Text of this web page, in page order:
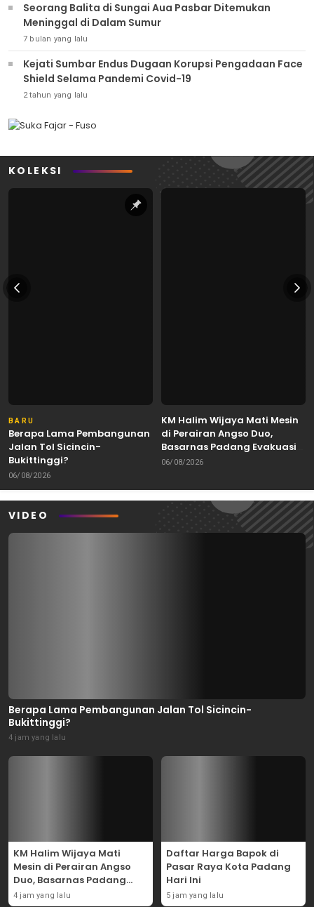
Seorang Balita di Sungai Aua Pasbar Ditemukan
Meninggal di Dalam Sumur
7 bulan yang lalu
Kejati Sumbar Endus Dugaan Korupsi Pengadaan Face
Shield Selama Pandemi Covid-19
2 tahun yang lalu
KOLEKSI
BARU
Berapa Lama Pembangunan
Jalan Tol Sicincin-
Bukittinggi?
06/08/2026
KM Halim Wijaya Mati Mesin
di Perairan Angso Duo,
Basarnas Padang Evakuasi
Dua ABK Selamat
06/08/2026
VIDEO
Berapa Lama Pembangunan Jalan Tol Sicincin-
Bukittinggi?
4 jam yang lalu
KM Halim Wijaya Mati
Mesin di Perairan Angso
Duo, Basarnas Padang
Evakuasi Dua ABK Selamat
4 jam yang lalu
Daftar Harga Bapok di
Pasar Raya Kota Padang
Hari Ini
5 jam yang lalu